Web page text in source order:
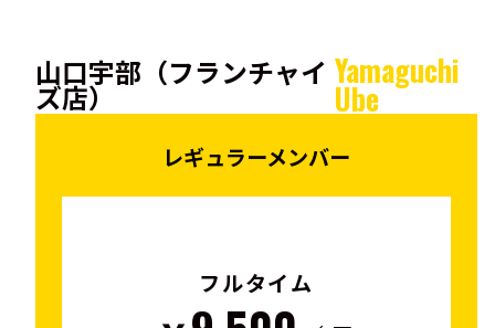
山口宇部（フランチャイ
ズ店）
Yamaguchi
Ube
レギュラーメンバー
フルタイム